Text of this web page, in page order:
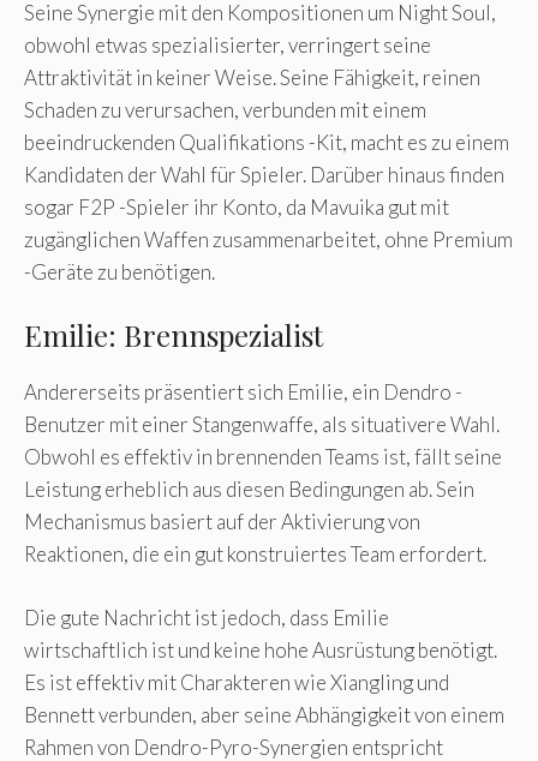
Seine Synergie mit den Kompositionen um Night Soul,
obwohl etwas spezialisierter, verringert seine
Attraktivität in keiner Weise. Seine Fähigkeit, reinen
Schaden zu verursachen, verbunden mit einem
beeindruckenden Qualifikations -Kit, macht es zu einem
Kandidaten der Wahl für Spieler. Darüber hinaus finden
sogar F2P -Spieler ihr Konto, da Mavuika gut mit
zugänglichen Waffen zusammenarbeitet, ohne Premium
-Geräte zu benötigen.
Emilie: Brennspezialist
Andererseits präsentiert sich Emilie, ein Dendro -
Benutzer mit einer Stangenwaffe, als situativere Wahl.
Obwohl es effektiv in brennenden Teams ist, fällt seine
Leistung erheblich aus diesen Bedingungen ab. Sein
Mechanismus basiert auf der Aktivierung von
Reaktionen, die ein gut konstruiertes Team erfordert.
Die gute Nachricht ist jedoch, dass Emilie
wirtschaftlich ist und keine hohe Ausrüstung benötigt.
Es ist effektiv mit Charakteren wie Xiangling und
Bennett verbunden, aber seine Abhängigkeit von einem
Rahmen von Dendro-Pyro-Synergien entspricht